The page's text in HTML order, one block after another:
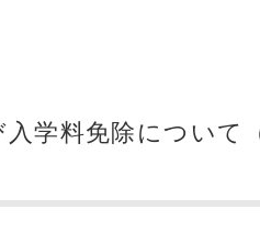
学料免除について